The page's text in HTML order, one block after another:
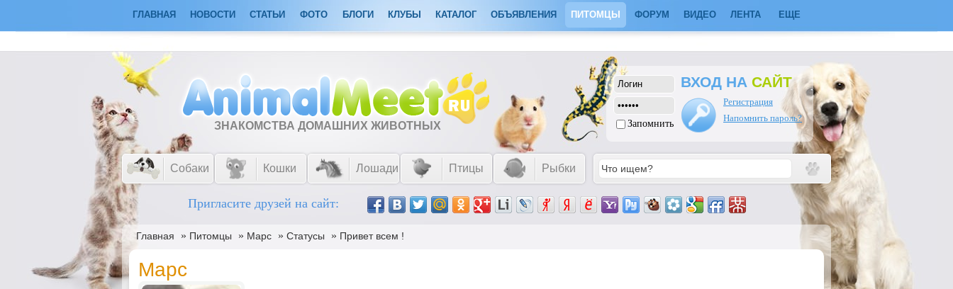
ГЛАВНАЯ НОВОСТИ СТАТЬИ ФОТО БЛОГИ КЛУБЫ КАТАЛОГ ОБЪЯВЛЕНИЯ ПИТОМЦЫ ФОРУМ ВИДЕО ЛЕНТА ЕЩЕ
ЗНАКОМСТВА ДОМАШНИХ ЖИВОТНЫХ Запомнить
ВХОД НА САЙТ
Регистрация
Напомнить пароль?
Собаки Кошки Лошади Птицы Рыбки
Пригласите друзей на сайт:
Главная » Питомцы » Марс » Статусы » Привет всем !
Марс